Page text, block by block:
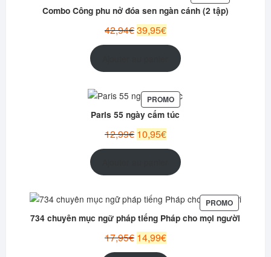
EN
PROMOTION
Combo Công phu nở đóa sen ngàn cánh (2 tập)
42,94€ Le
prix
39,95€Le
prix
actuel
est :
PROMOPRODUIT
EN
PROMOTION
Paris 55 ngày cấm túc
12,99€ Le
10,95€Le
actuel
est :
PROMOPRODUIT
EN
734 chuyên mục ngữ pháp tiếng Pháp cho mọi người
17,95€ Le
prix
14,99€Le